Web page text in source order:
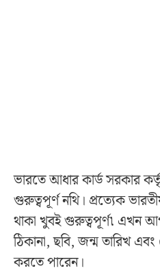
ভারতে আধার কার্ড সরকার
গুরুত্বপূর্ণ নথি। প্রত্যেক
থাকা খুবই গুরুত্বপূর্ণ৷ এখন
ঠিকানা, ছবি, জন্ম তারিখ
করতে পারেন।